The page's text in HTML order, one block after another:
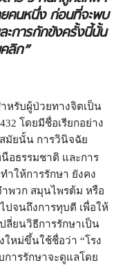
คนหนึ่ง ก่อนที่จะพบ
ะการกักขังครั้งนี้นั้น
ลิก”
หรับผู้ป่วยทางจิตเป็น
โดยมีชื่อเรียกอย่าง
มัยนั้น การวินิจฉัย
อธรรมชาติ และการ
ำให้การรักษา ยังคง
พวก สมุนไพรต้ม หรือ
ปจนถึงการทุบตี เพื่อให้
ลี่ยนวิธีการรักษาเป็น
หม่ขึ้นใช้ชื่อว่า “โรง
การรักษาจะดูแลโดย